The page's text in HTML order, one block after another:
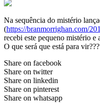
Na sequência do mistério
(https://branmorrighan.com/
recebi este pequeno mistério e
O que será que está para vir???
Share on facebook
Share on twitter
Share on linkedin
Share on pinterest
Share on whatsapp